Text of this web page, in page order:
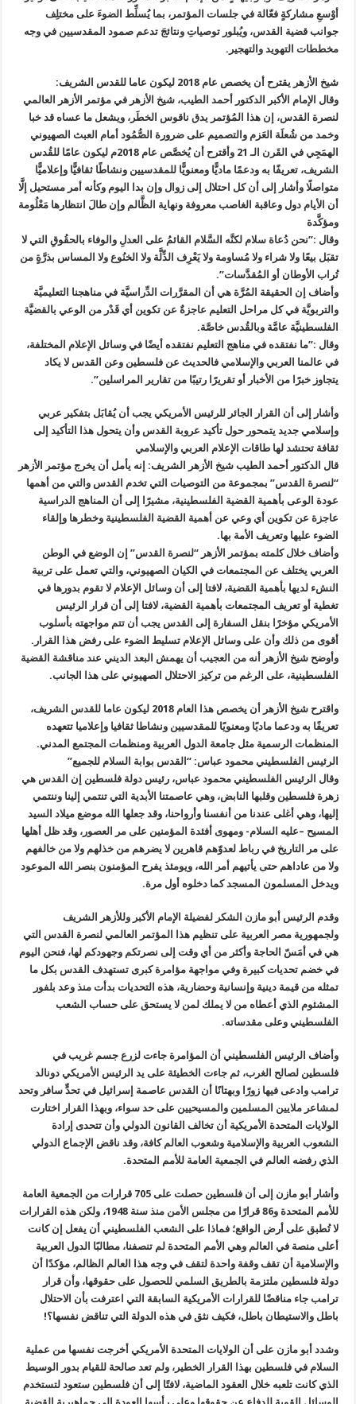
أوْسعِ مشاركةٍ فعّالة في جلسات المؤتمر، بما يُسلِّط الضوءَ على مختلِف
جوانب قضية القدس، ويُبلور توصياتِ ونتائجَ تدعم صمود المقدسيين في وجه
مخططات التهويد والتهجير.
شيخ الأزهر يقترح أن يخصص عام 2018 ليكون عاما للقدس الشريف:
وقال الإمام الأكبر الدكتور أحمد الطيب، شيخ الأزهر في مؤتمر الأزهر العالمي
لنصرة القدس، إن هذا المُؤتمر يدق ناقوس الخطَر، ويشعل ما عساه قد خبا
وخمد من شُعلَة العَزم والتصميم على ضرورة الصُّمُود أمام العبث الصهيوني
الهمَجِي في القَرن الـ 21 وأقترح أن يُخصَّص عام 2018م ليكون عامًا للقُدس
الشريف، تعريفًا به ودعمًا ماديًّا ومعنويًّا للمقدسيين ونشاطًا ثقافيًّا وإعلاميًّا
متواصلًا وأشار إلى أن كل احتلال إلى زوال وإن بدا اليوم وكأنه أمر مستحيل إلَّا
أن الأيام دول وعاقبة الغاصب معروفة ونهاية الظَّالم وإن طالَ انتظارها مَعْلُومة
ومؤكَّدة
وقال :”نحن دُعاة سلام لكنَّه السَّلام القائمُ على العدلِ والوفاء بالحقُوقِ التي لا
تقبَل بيعًا ولا شراء ولا مُساومة ولا يَعْرِف الذِّلَّة ولا الخنُوع ولا المساس بذرَّةٍ من
تُراب الأوطان أو المُقدَّسات”.
وأضاف إن الحقيقة المُرَّة هي أن المقرَّرات الدِّراسيَّة في مناهجنا التعليميَّة
والتربويَّة في كل مراحل التعليم عاجزةٌ عن تكوين أي قَدْر من الوعي بالقضيَّة
الفلسطينيَّة عامَّة وبالقُدس خاصَّة.
وقال :”ما نفتقده في مناهج التعليم نفتقده أيضًا في وسائل الإعلام المختلفة،
في عالمنا العربي والإسلامي فالحديث عن فلسطين وعن القدس لا يكاد
يتجاوز خبرًا من الأخبار أو تقريرًا رتيبًا من تقارير المراسلين”.
وأشار إلى أن القرار الجائر للرئيس الأمريكي يجب أن يُقابَل بتفكير عربي
وإسلامي جديد يتمحور حول تأكيد عروبة القدس وأن يتحول هذا التأكيد إلى
ثقافة تحتشد لها طاقات الإعلام العربي والإسلامي
قال الدكتور أحمد الطيب شيخ الأزهر الشريف: إنه يأمل أن يخرج مؤتمر الأزهر
“لنصرة القدس” بمجموعة من التوصيات التي تخدم القدس والتي من أهمها
عودة الوعى بأهمية القضية الفلسطينية، مشيرًا إلى أن المناهج الدراسية
عاجزة عن تكوين أي وعي عن أهمية القضية الفلسطينية وخطرها وإلقاء
الضوء عليها وتعريف الأمة بها.
وأضاف خلال كلمته بمؤتمر الأزهر “لنصرة القدس” إن الوضع في الوطن
العربي يختلف عن المجتمعات في الكيان الصهيوني، والتي تعمل على تربية
النشء لديها بأهمية القضية، لافتا إلى أن وسائل الإعلام لا تقوم بدورها في
تغطية أو تعريف المجتمعات بأهمية القضية، لافتا إلى أن قرار الرئيس
الأمريكي مؤخرًا بنقل السفارة إلى القدس يجب أن تتم مواجهته بأسلوب
أقوى من ذلك وأن على وسائل الإعلام تسليط الضوء على رفض هذا القرار.
وأوضح شيخ الأزهر أنه من العجيب أن يهمش البعد الديني عند مناقشة القضية
الفلسطينية، على الرغم من تركيز الاحتلال الصهيوني على هذا الجانب.
واقترح شيخ الأزهر أن يخصص هذا العام 2018 ليكون عاما للقدس الشريف،
تعريفًا به ودعما ماديًا ومعنويًا للمقدسيين ونشاطا ثقافيا وإعلاميا تتعهده
المنظمات الرسمية مثل جامعة الدول العربية ومنظمات المجتمع المدني.
الرئيس الفلسطيني محمود عباس: “القدس بوابة السلام للجميع”
وقال الرئيس الفلسطيني محمود عباس، رئيس دولة فلسطين إن القدس هي
زهرة فلسطين وقلبها النابض، وهي عاصمتنا الأبدية التي تنتمي إلينا وننتمي
إليها، وهي أغلى عندنا من أنفسنا وأرواحنا، وقد جعلها الله موضع ميلاد السيد
المسيح –عليه السلام- ومهوى أفئدة المؤمنين على مر العصور، وقد ظل أهلها
على مر التاريخ في رباط لعدوّهم قاهرين لا يضرهم من خذلهم ولا من خالفهم
ولا من عاداهم حتى يأتيهم أمر الله، ويومئذ يفرح المؤمنون بنصر الله الموعود
ويدخل المسلمون المسجد كما دخلوه أول مرة.
وقدم الرئيس أبو مازن الشكر لفضيلة الإمام الأكبر وللأزهر الشريف
ولجمهورية مصر العربية على تنظيم هذا المؤتمر العالمي لنصرة القدس التي
هي في أمَسّ الحاجة وأكثر من أي وقت إلى نصرتكم وجهودكم لها، فنحن اليوم
في خضم تحديات كبيرة وفي مواجهة مؤامرة كبرى تستهدف القدس بكل ما
تمثله من قيمة دينية وإنسانية وحضارية، هذه التحديات بدأت منذ وعد بلفور
المشئوم الذي أعطاه من لا يملك لمن لا يستحق على حساب الشعب
الفلسطيني وعلى مقدساته.
وأضاف الرئيس الفلسطيني أن المؤامرة جاءت لزرع جسم غريب في
فلسطين لصالح الغرب، ثم جاءت الخطيئة على يد الرئيس الأمريكي دونالد
ترامب وادعى فيها زورًا وبهتانًا أن القدس عاصمة إسرائيل في تحدٍّ سافر وتحد
لمشاعر ملايين المسلمين والمسيحيين على حد سواء، وبهذا القرار اختارت
الولايات المتحدة الأمريكية أن تخالف القانون الدولي وأن تتحدى إرادة
الشعوب العربية والإسلامية وشعوب العالم كافة، وقد ناقض الإجماع الدولي
الذي رفضه العالم في الجمعية العامة للأمم المتحدة.
وأشار أبو مازن إلى أن فلسطين حصلت على 705 قرارات من الجمعية العامة
للأمم المتحدة و86 قرارًا من مجلس الأمن منذ سنة 1948، ولكن هذه القرارات
لا تُطبق على أرض الواقع؛ فماذا على الشعب الفلسطيني أن يفعل إن كانت
أعلى منصة في العالم وهي الأمم المتحدة لم تنصفنا، مطالبًا الدول العربية
والإسلامية أن تقف وقفة واحدة لتقف في وجه هذا العالم الظالم، مؤكدًا أن
دولة فلسطين ملتزمة بالطريق السلمي للحصول على حقوقها، وأن قرار
ترامب جاء مناقضًا للقرارات الأمريكية السابقة التي اعترفت بأن الاحتلال
باطل والاستيطان باطل، فكيف نثق في هذه الدولة التي تناقض نفسها؟!
وشدد أبو مازن على أن الولايات المتحدة الأمريكي أخرجت نفسها من عملية
السلام في فلسطين بهذا القرار الخطير، ولم تعد صالحة للقيام بدور الوسيط
الذي كانت تلعبه خلال العقود الماضية، لافتًا إلى أن فلسطين ستعود لتستخدم